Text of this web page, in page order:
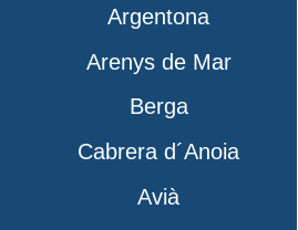
Argentona
Arenys de Mar
Berga
Cabrera d´Anoia
Avià